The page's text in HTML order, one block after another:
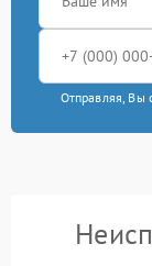
Отправляя, Вы